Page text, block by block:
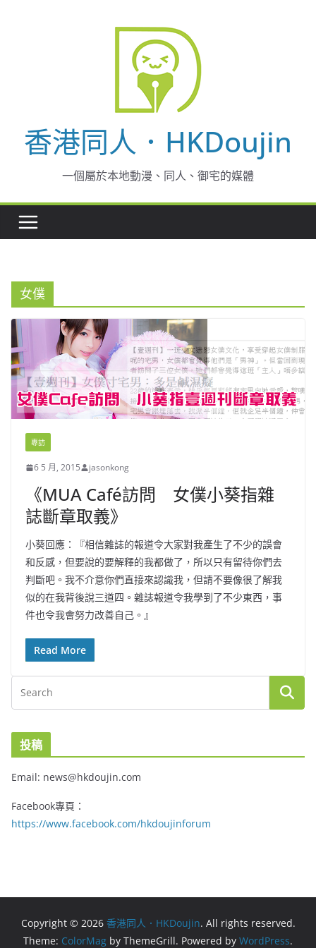
香港同人．HKDoujin
一個屬於本地動漫、同人、御宅的媒體
女僕
專訪
6 5 月, 2015 jasonkong
《MUA Café訪問 女僕小葵指雜
誌斷章取義》
小葵回應：『相信雜誌的報道令大家對我產生了不少的誤會
和反感，但要說的要解釋的我都做了，所以只有留待你們去
判斷吧。我不介意你們直接來認識我，但請不要像很了解我
似的在我背後說三道四。雜誌報道令我學到了不少東西，事
件也令我會努力改善自己。』
Read More
投稿
Email: news@hkdoujin.com
Facebook專頁：
https://www.facebook.com/hkdoujinforum
Copyright © 2026 香港同人．HKDoujin. All rights reserved.
Theme: ColorMag by ThemeGrill. Powered by WordPress.